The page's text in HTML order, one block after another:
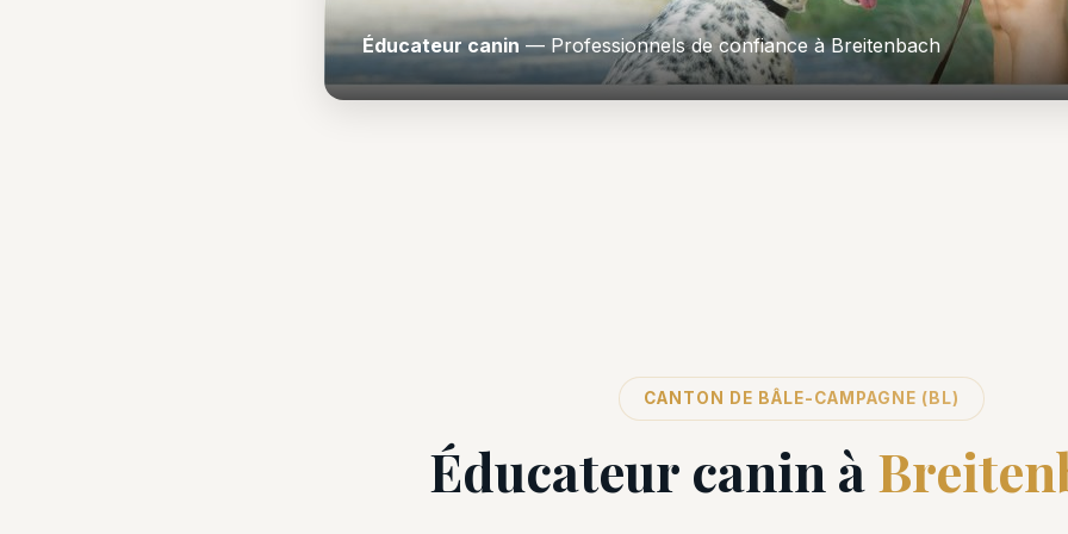
Éducateur canin — Professionnels de confiance à Breitenbach
CANTON DE BÂLE-CAMPAGNE (BL)
Éducateur canin à